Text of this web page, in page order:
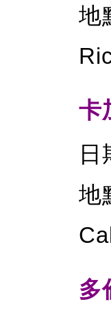
地
卡
地
多